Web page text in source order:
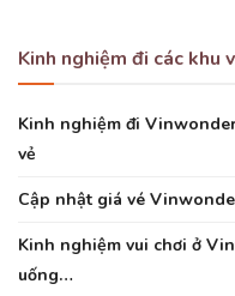
Kinh nghiệm đi các khu
Kinh nghiệm đi
vẻ
Cập nhật giá vé
Kinh nghiệm vui chơi ở
uống…